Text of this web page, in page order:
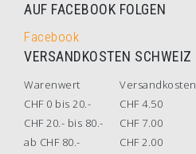
AUF FACEBOOK FOLGEN
Facebook
VERSANDKOSTEN SCHWEIZ
Warenwert
Versandkosten
CHF 0 bis 20.-
CHF 4.50
CHF 20.- bis 80.-
CHF 7.00
ab CHF 80.-
CHF 2.00